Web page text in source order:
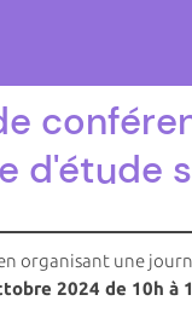
d'étude
organisant une
2024 de 10h à